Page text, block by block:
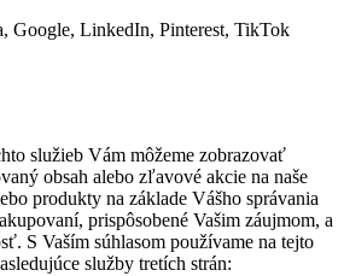
Google, LinkedIn, Pinterest, TikTok
služieb Vám môžeme zobrazovať
obsah alebo zľavové akcie na naše
produkty na základe Vášho správania
prispôsobené Vašim záujmom, a
S Vaším súhlasom používame na tejto
služby tretích strán: